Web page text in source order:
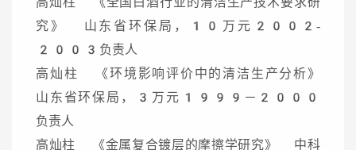
究》 山东省环保局，10万元2002-
2003负责人
高灿柱 《环境影响评价中的清洁生产分析》
山东省环保局，3万元1999－2000
负责人
高灿柱 《金属复合镀层的摩擦学研究》 中科